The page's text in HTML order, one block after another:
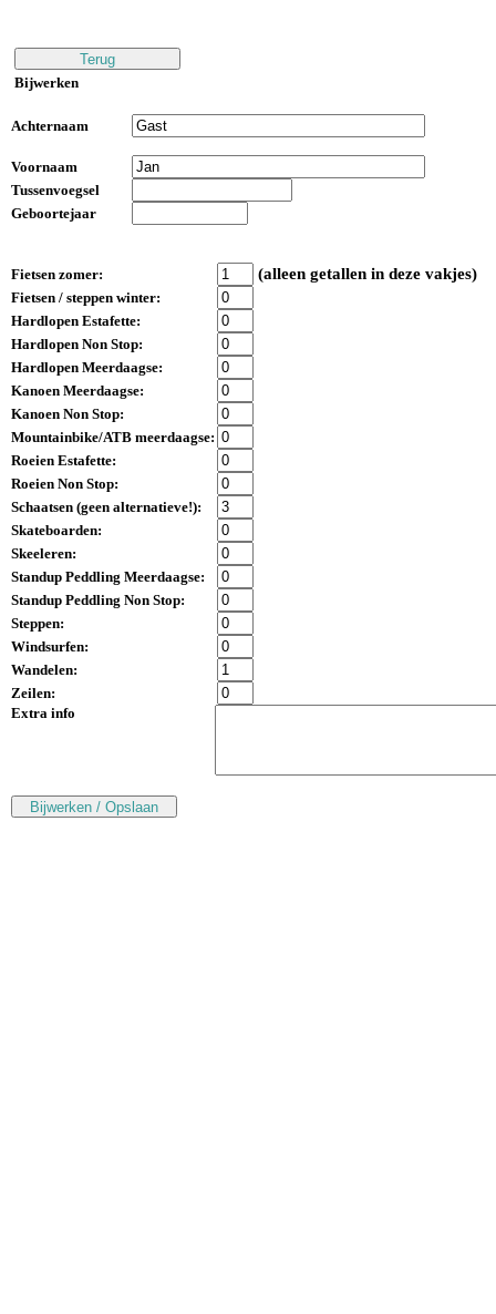
Bijwerken
Achternaam
Voornaam
Tussenvoegsel
Geboortejaar
Fietsen zomer: (alleen getallen in deze vakjes)
Fietsen / steppen winter:
Hardlopen Estafette:
Hardlopen Non Stop:
Hardlopen Meerdaagse:
Kanoen Meerdaagse:
Kanoen Non Stop:
Mountainbike/ATB meerdaagse:
Roeien Estafette:
Roeien Non Stop:
Schaatsen (geen alternatieve!):
Skateboarden:
Skeeleren:
Standup Peddling Meerdaagse:
Standup Peddling Non Stop:
Steppen:
Windsurfen:
Wandelen:
Zeilen:
Extra info